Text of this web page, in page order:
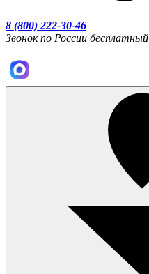
8 (800) 222-30-46
Звонок по России бесплатный